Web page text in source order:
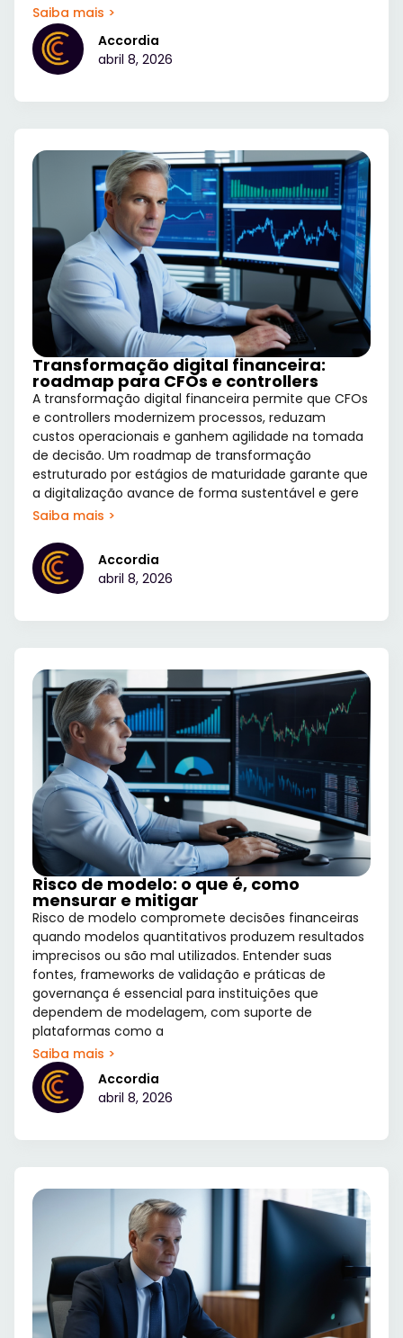
Saiba mais >
Accordia
abril 8, 2026
Transformação digital financeira:
roadmap para CFOs e controllers
A transformação digital financeira permite que CFOs
e controllers modernizem processos, reduzam
custos operacionais e ganhem agilidade na tomada
de decisão. Um roadmap de transformação
estruturado por estágios de maturidade garante que
a digitalização avance de forma sustentável e gere
Saiba mais >
Accordia
abril 8, 2026
Risco de modelo: o que é, como
mensurar e mitigar
Risco de modelo compromete decisões financeiras
quando modelos quantitativos produzem resultados
imprecisos ou são mal utilizados. Entender suas
fontes, frameworks de validação e práticas de
governança é essencial para instituições que
dependem de modelagem, com suporte de
plataformas como a
Saiba mais >
Accordia
abril 8, 2026